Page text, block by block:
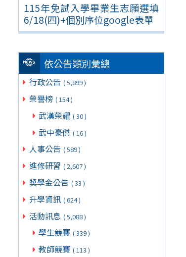
115年免試入學畢業生志願選填
6/18(四)+個別序位google表單
依公告類別彙總
行政公告 ( 5,899 )
榮譽榜 ( 154 )
武漢榮耀 ( 30 )
武中豪傑 ( 16 )
人事公告 ( 589 )
進修研習 ( 2,607 )
獎學金公告 ( 33 )
升學資訊 ( 624 )
活動訊息 ( 5,088 )
學生競賽 ( 339 )
教師競賽 ( 113 )